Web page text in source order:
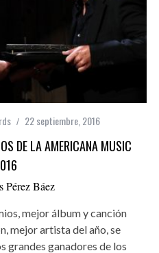
22 septiembre, 2016
DE LA AMERICANA MUSIC
Pérez Báez
mejor álbum y canción
mejor artista del año, se
grandes ganadores de los